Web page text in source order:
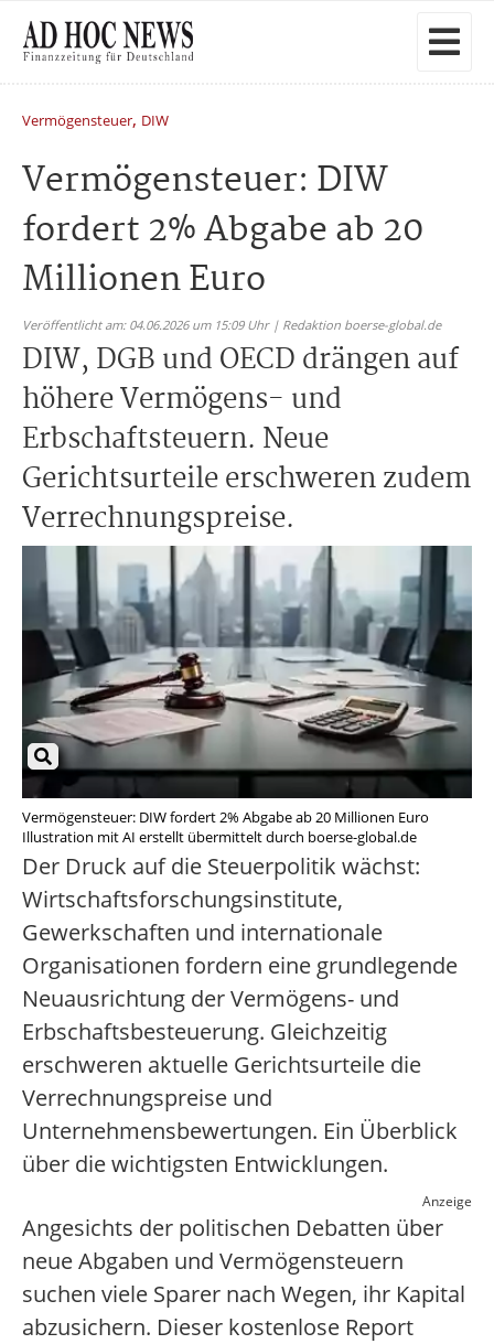
Vermögensteuer, DIW
Vermögensteuer: DIW
fordert 2% Abgabe ab 20
Millionen Euro
Veröffentlicht am: 04.06.2026 um 15:09 Uhr | Redaktion boerse-global.de
DIW, DGB und OECD drängen auf
höhere Vermögens- und
Erbschaftsteuern. Neue
Gerichtsurteile erschweren zudem
Verrechnungspreise.
Vermögensteuer: DIW fordert 2% Abgabe ab 20 Millionen Euro
Illustration mit AI erstellt übermittelt durch boerse-global.de
Der Druck auf die Steuerpolitik wächst:
Wirtschaftsforschungsinstitute,
Gewerkschaften und internationale
Organisationen fordern eine grundlegende
Neuausrichtung der Vermögens- und
Erbschaftsbesteuerung. Gleichzeitig
erschweren aktuelle Gerichtsurteile die
Verrechnungspreise und
Unternehmensbewertungen. Ein Überblick
über die wichtigsten Entwicklungen.
Anzeige
Angesichts der politischen Debatten über
neue Abgaben und Vermögensteuern
suchen viele Sparer nach Wegen, ihr Kapital
abzusichern. Dieser kostenlose Report